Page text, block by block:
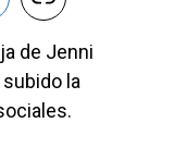
de Jenni
subido la